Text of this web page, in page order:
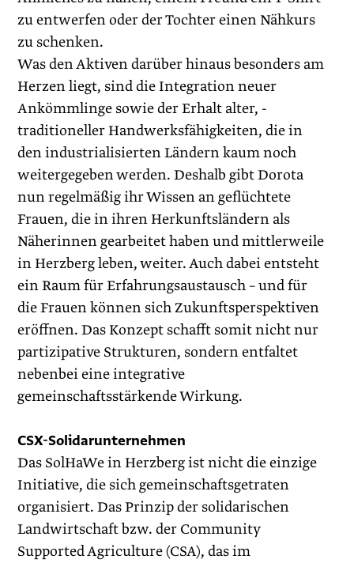
zu entwerfen oder der Tochter einen Nähkurs
zu schenken.
Was den Aktiven darüber hinaus besonders am
Herzen liegt, sind die Integration neuer
Ankömmlinge sowie der Erhalt alter, ­
traditioneller Handwerksfähigkeiten, die in
den industrialisierten Ländern kaum noch
weitergegeben werden. Deshalb gibt Dorota
nun regelmäßig ihr Wissen an geflüchtete
Frauen, die in ihren Herkunftsländern als
Näherinnen gearbeitet haben und mittlerweile
in Herzberg leben, weiter. Auch dabei entsteht
ein Raum für Erfahrungsaustausch – und für
die Frauen können sich Zukunftsperspektiven
eröffnen. Das Konzept schafft somit nicht nur
partizipative Strukturen, sondern entfaltet
nebenbei eine integrative
gemeinschaftsstärkende Wirkung.
CSX-Solidarunternehmen
Das SolHaWe in Herzberg ist nicht die einzige
Initiative, die sich gemeinschaftsgetraten
organisiert. Das Prinzip der solidarischen
Landwirtschaft bzw. der Community
Supported Agriculture (CSA), das im